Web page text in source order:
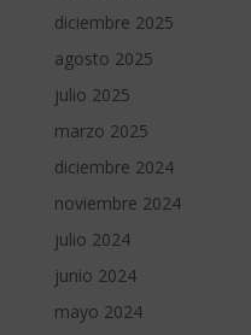
diciembre 2025
agosto 2025
julio 2025
marzo 2025
diciembre 2024
noviembre 2024
julio 2024
junio 2024
mayo 2024